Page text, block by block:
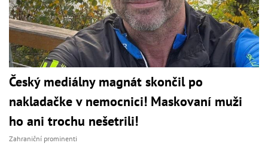
Český mediálny magnát skončil po
nakladačke v nemocnici! Maskovaní muži
ho ani trochu nešetrili!
Zahraniční prominenti